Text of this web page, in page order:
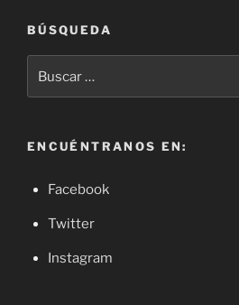
BÚSQUEDA
por:
ENCUÉNTRANOS EN:
Facebook
Twitter
Instagram